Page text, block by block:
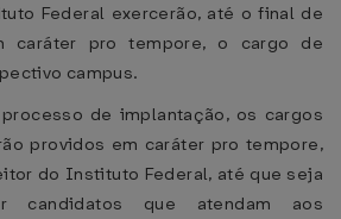
Federal exercerão, até o final de
caráter pro tempore, o cargo de
campus.
de implantação, os cargos
providos em caráter pro tempore,
do Instituto Federal, até que seja
candidatos que atendam aos